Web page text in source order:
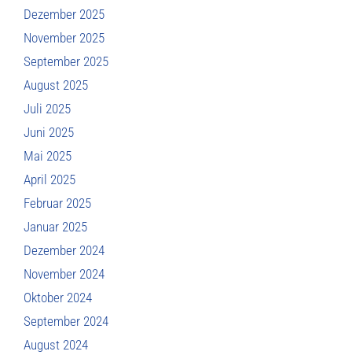
Dezember 2025
November 2025
September 2025
August 2025
Juli 2025
Juni 2025
Mai 2025
April 2025
Februar 2025
Januar 2025
Dezember 2024
November 2024
Oktober 2024
September 2024
August 2024